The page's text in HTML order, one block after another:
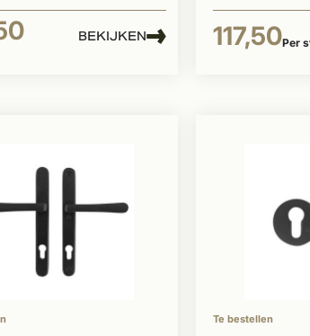
BEKIJKEN 117,50Per
Te bestellen